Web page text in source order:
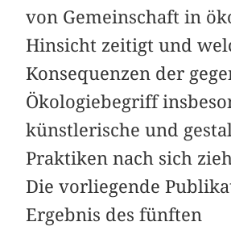
von Gemeinschaft in
Hinsicht zeitigt und
Konsequenzen der
Ökologiebegriff
künstlerische und
Praktiken nach sich
Die vorliegende
Ergebnis des fünften